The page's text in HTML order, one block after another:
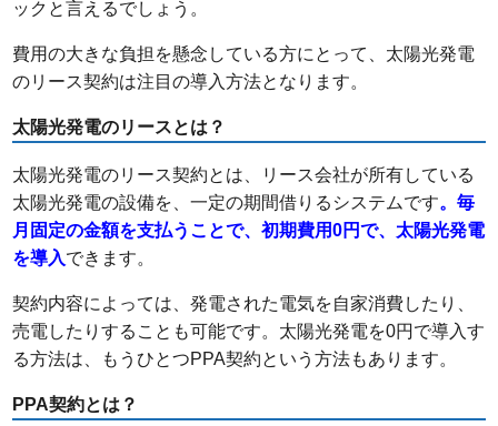
ックと言えるでしょう。
費用の大きな負担を懸念している方にとって、太陽光発電
のリース契約は注目の導入方法となります。
太陽光発電のリースとは？
太陽光発電のリース契約とは、リース会社が所有している
太陽光発電の設備を、一定の期間借りるシステムです。毎
月固定の金額を支払うことで、初期費用0円で、太陽光発電
を導入できます。
契約内容によっては、発電された電気を自家消費したり、
売電したりすることも可能です。太陽光発電を0円で導入す
る方法は、もうひとつPPA契約という方法もあります。
PPA契約とは？